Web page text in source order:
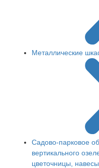
Металлические
Садово-парковое
вертикального
цветочницы, навесы